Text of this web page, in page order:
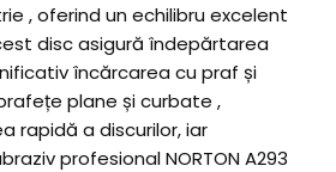
, oferind un echilibru excelent
disc asigură îndepărtarea
încărcarea cu praf și
plane și curbate ,
rapidă a discurilor, iar
profesional NORTON A293